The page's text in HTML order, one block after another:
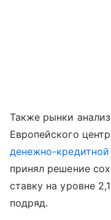
Также рынки
Европейского
денежно-кредитной
принял решение
ставку на уровне
подряд.